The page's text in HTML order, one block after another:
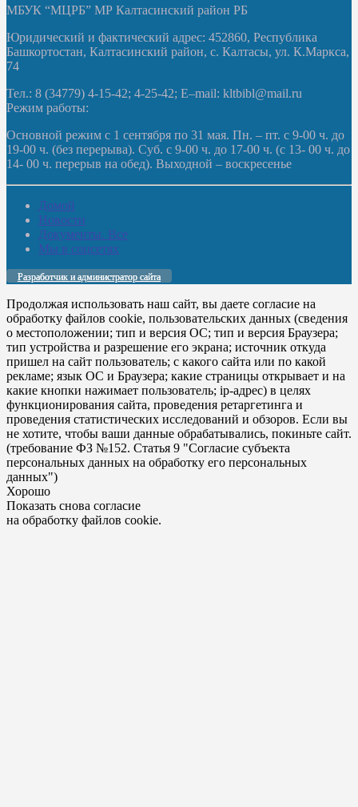
МБУК “МЦРБ” МР Калтасинский район РБ
Юридический и фактический адрес: 452860, Республика
Башкортостан, Калтасинский район, с. Калтасы, ул. К.Маркса,
74
Тел.: 8 (34779) 4-15-42; 4-25-42; E–mail: kltbibl@mail.ru
Режим работы:
Основной режим с 1 сентября по 31 мая. Пн. – пт. с 9-00 ч. до
19-00 ч. (без перерыва). Суб. с 9-00 ч. до 17-00 ч. (с 13- 00 ч. до
14- 00 ч. перерыв на обед). Выходной – воскресенье
Домой
Новости
Документы. Все
Мы в соцсетях
Разработчик и администратор сайта
Продолжая использовать наш сайт, вы даете согласие на
обработку файлов cookie, пользовательских данных (сведения
о местоположении; тип и версия ОС; тип и версия Браузера;
тип устройства и разрешение его экрана; источник откуда
пришел на сайт пользователь; с какого сайта или по какой
рекламе; язык ОС и Браузера; какие страницы открывает и на
какие кнопки нажимает пользователь; ip-адрес) в целях
функционирования сайта, проведения ретаргетинга и
проведения статистических исследований и обзоров. Если вы
не хотите, чтобы ваши данные обрабатывались, покиньте сайт.
(требование ФЗ №152. Статья 9 "Согласие субъекта
персональных данных на обработку его персональных
данных")
Хорошо
Показать снова согласие
на обработку файлов cookie.